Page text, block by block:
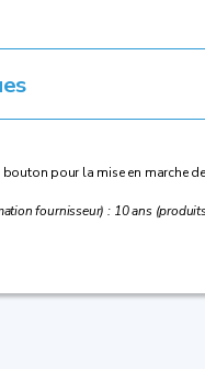
pour la mise en marche
fournisseur) : 10 ans